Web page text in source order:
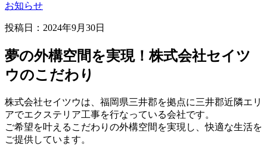
お知らせ
投稿日：2024年9月30日
夢の外構空間を実現！株式会社セイツ
ウのこだわり
株式会社セイツウは、福岡県三井郡を拠点に三井郡近隣エリ
アでエクステリア工事を行なっている会社です。
ご希望を叶えるこだわりの外構空間を実現し、快適な生活を
ご提供しています。